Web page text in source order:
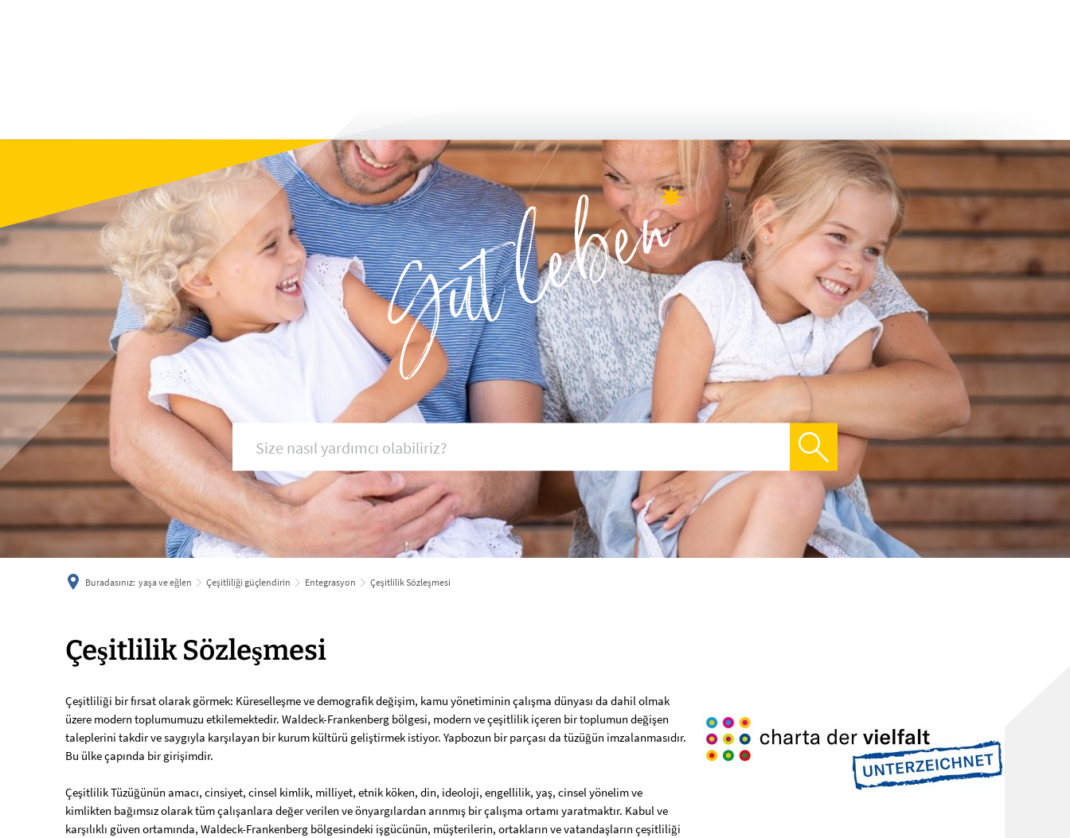
bi̇lgi̇lendi̇ri̇n ve uygulayin büyümek & geli̇şmek yaşa ve eğlen
Buradasınız: yaşa ve eğlen Çeşitliliği güçlendirin Entegrasyon Çeşitlilik Sözleşmesi
Çeşitlilik
Sözleşmesi
Çeşitlilik Sözleşmesi
Çeşitliliği bir fırsat olarak görmek: Küreselleşme ve demografik değişim, kamu yönetiminin çalışma dünyası da dahil olmak
üzere modern toplumumuzu etkilemektedir. Waldeck-Frankenberg bölgesi, modern ve çeşitlilik içeren bir toplumun değişen
taleplerini takdir ve saygıyla karşılayan bir kurum kültürü geliştirmek istiyor. Yapbozun bir parçası da tüzüğün imzalanmasıdır.
Bu ülke çapında bir girişimdir.
Çeşitlilik Tüzüğünün amacı, cinsiyet, cinsel kimlik, milliyet, etnik köken, din, ideoloji, engellilik, yaş, cinsel yönelim ve
kimlikten bağımsız olarak tüm çalışanlara değer verilen ve önyargılardan arınmış bir çalışma ortamı yaratmaktır. Kabul ve
karşılıklı güven ortamında, Waldeck-Frankenberg bölgesindeki işgücünün, müşterilerin, ortakların ve vatandaşların çeşitliliği